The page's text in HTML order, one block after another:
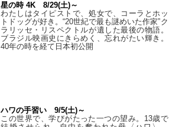
星の時 4K 8/29(土)～
わたしはタイピストで、処⼥で、コーラとホッ
トドッグが好き。“20世紀で最も謎めいた作家”ク
ラリッセ・リスペクトルが遺した最後の物語。
ブラジル映画史にきらめく、忘れがたい輝き。
40年の時を経て⽇本初公開
ハワの手習い 9/5(土)～
この世界で、学びがたった一つの望み。13歳で